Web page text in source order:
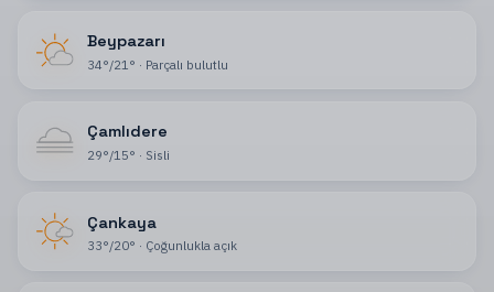
Beypazarı
34°/21 ° · Parçalı bulutlu
Çamlıdere
29°/15° · Sisli
Çankaya
33°/20° · Çoğunlukla açık